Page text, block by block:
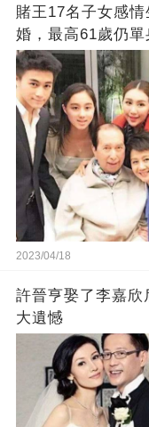
賭王17名子女感
婚，最高61歲仍單
2023/04/18
許晉亨娶了李嘉欣
大遺憾